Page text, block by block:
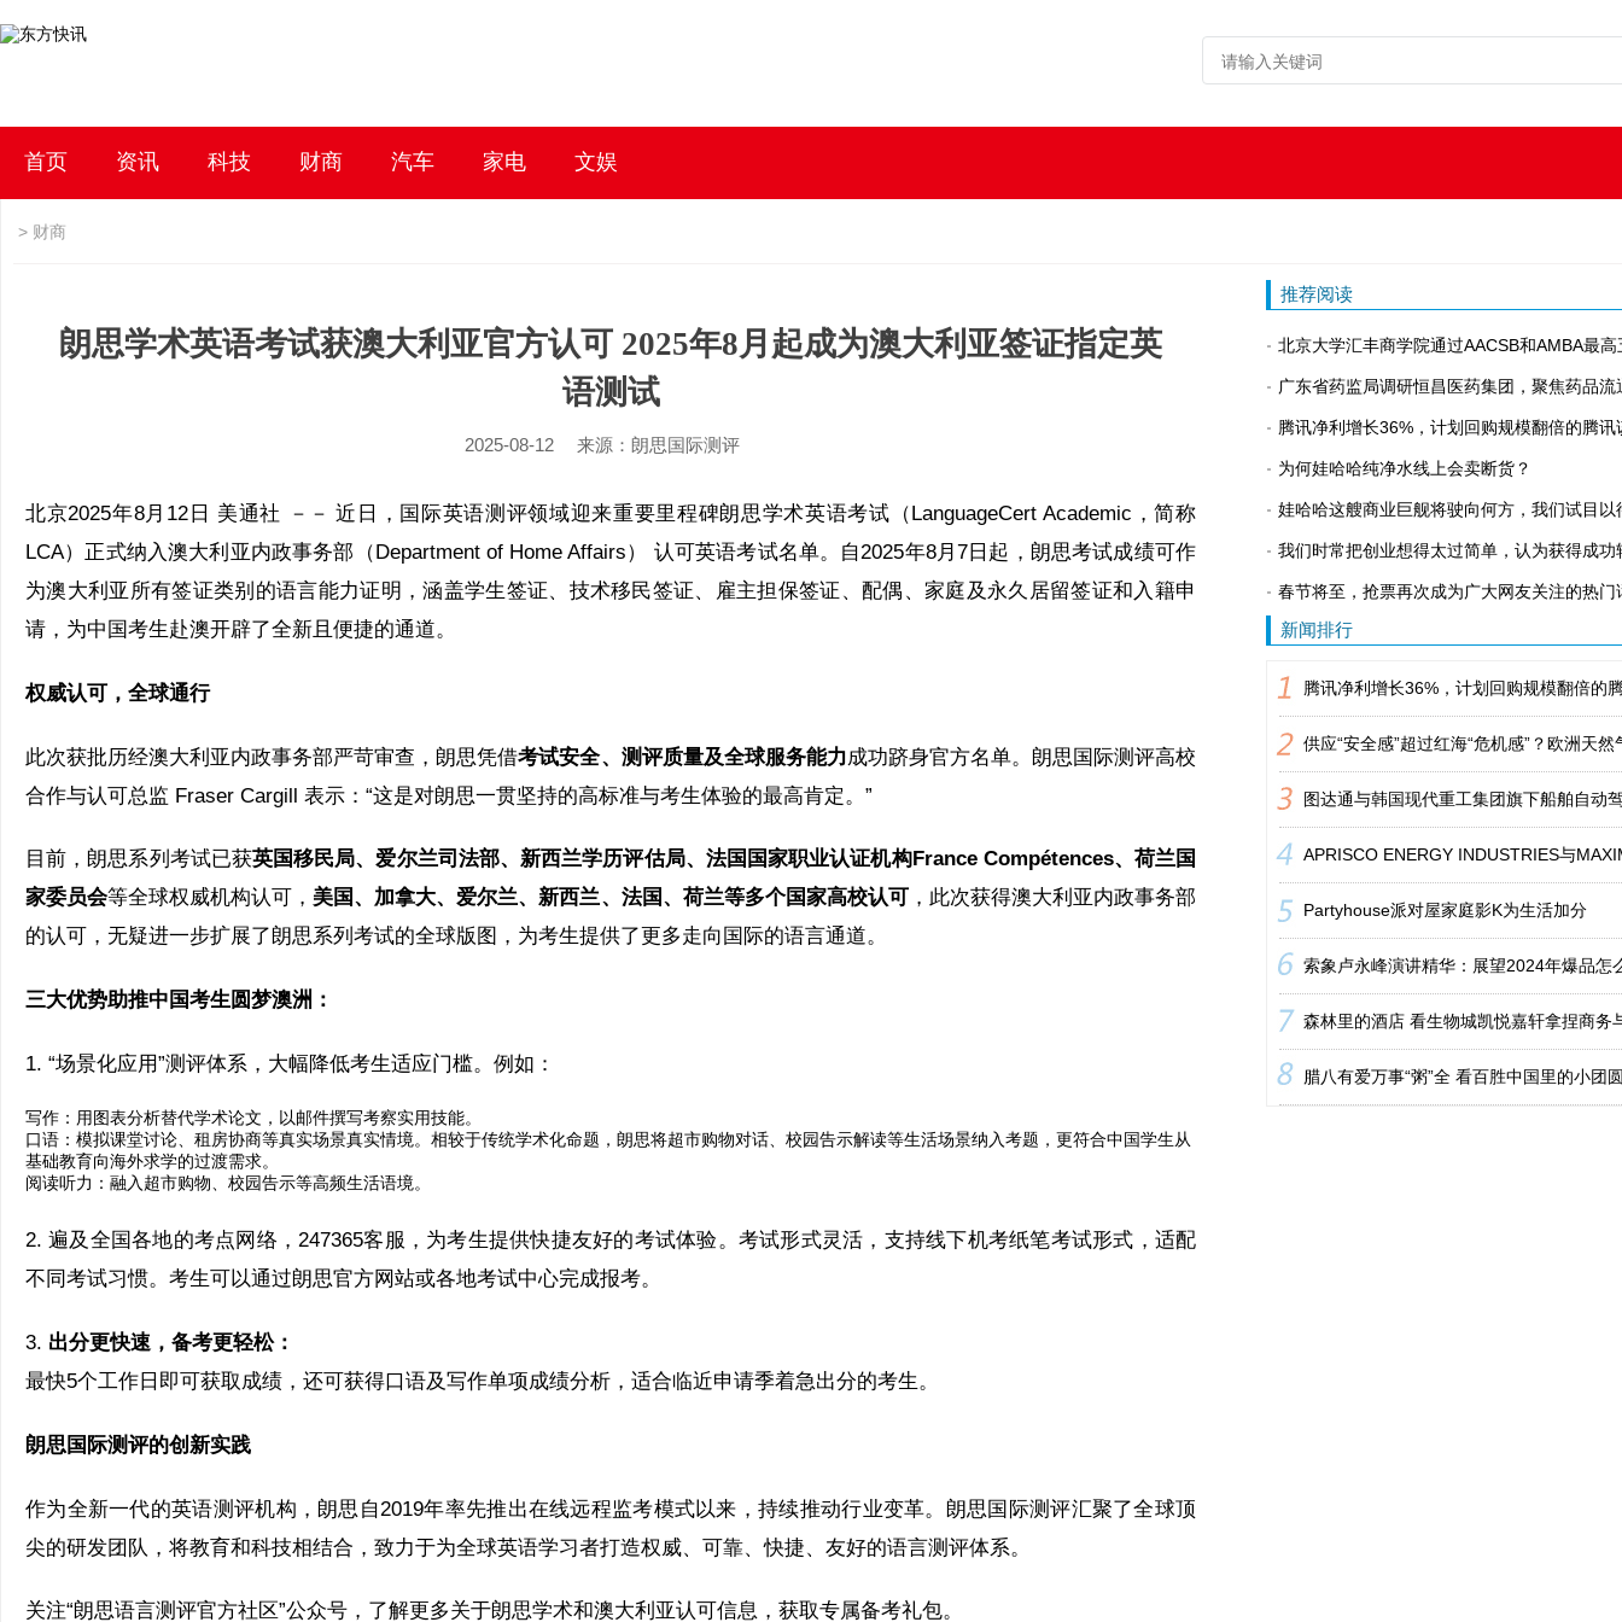
首页 资讯 科技 财商 汽车 家电 文娱
> 财商
朗思学术英语考试获澳大利亚官方认可 2025年8月起成为澳大利亚签证指定英
语测试
2025-08-12 来源：朗思国际测评
北京2025年8月12日 美通社 －－ 近日，国际英语测评领域迎来重要里程碑朗思学术英语考试（LanguageCert Academic，简称
LCA）正式纳入澳大利亚内政事务部（Department of Home Affairs） 认可英语考试名单。自2025年8月7日起，朗思考试成绩可作
为澳大利亚所有签证类别的语言能力证明，涵盖学生签证、技术移民签证、雇主担保签证、配偶、家庭及永久居留签证和入籍申
请，为中国考生赴澳开辟了全新且便捷的通道。
权威认可，全球通行
此次获批历经澳大利亚内政事务部严苛审查，朗思凭借考试安全、测评质量及全球服务能力成功跻身官方名单。朗思国际测评高校
合作与认可总监 Fraser Cargill 表示：“这是对朗思一贯坚持的高标准与考生体验的最高肯定。”
目前，朗思系列考试已获英国移民局、爱尔兰司法部、新西兰学历评估局、法国国家职业认证机构France Compétences、荷兰国
家委员会等全球权威机构认可， 美国、加拿大、爱尔兰、新西兰、法国、荷兰等多个国家高校认可，此次获得澳大利亚内政事务部
的认可，无疑进一步扩展了朗思系列考试的全球版图，为考生提供了更多走向国际的语言通道。
三大优势助推中国考生圆梦澳洲：
1. “场景化应用”测评体系，大幅降低考生适应门槛。例如：
写作：用图表分析替代学术论文，以邮件撰写考察实用技能。
口语：模拟课堂讨论、租房协商等真实场景真实情境。相较于传统学术化命题，朗思将超市购物对话、校园告示解读等生活场景纳入考题，更符合中国学生从
基础教育向海外求学的过渡需求。
阅读听力：融入超市购物、校园告示等高频生活语境。
2. 遍及全国各地的考点网络，247365客服，为考生提供快捷友好的考试体验。考试形式灵活，支持线下机考纸笔考试形式，适配
不同考试习惯。考生可以通过朗思官方网站或各地考试中心完成报考。
3. 出分更快速，备考更轻松：
最快5个工作日即可获取成绩，还可获得口语及写作单项成绩分析，适合临近申请季着急出分的考生。
朗思国际测评的创新实践
作为全新一代的英语测评机构，朗思自2019年率先推出在线远程监考模式以来，持续推动行业变革。朗思国际测评汇聚了全球顶
尖的研发团队，将教育和科技相结合，致力于为全球英语学习者打造权威、可靠、快捷、友好的语言测评体系。
关注“朗思语言测评官方社区”公众号，了解更多关于朗思学术和澳大利亚认可信息，获取专属备考礼包。
推荐阅读
北京大学汇丰商学院通过AACSB和AMBA最
广东省药监局调研恒昌医药集团，聚焦药品
腾讯净利增长36%，计划回购规模翻倍的腾讯
为何娃哈哈纯净水线上会卖断货？
娃哈哈这艘商业巨舰将驶向何方，我们试目以
我们时常把创业想得太过简单，认为获得成功
春节将至，抢票再次成为广大网友关注的热门
新闻排行
Partyhouse派对屋家庭影K为生活加分
索象卢永峰演讲精华：展望2024年爆品怎
森林里的酒店 看生物城凯悦嘉轩拿捏商务
腊八有爱万事“粥”全 看百胜中国里的小团